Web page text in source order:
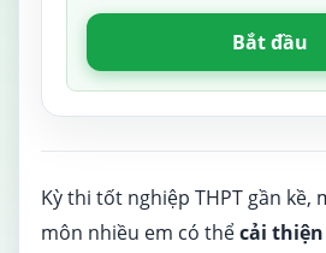
Bắt đầu
Kỳ thi tốt nghiệp THPT gần kề,
môn nhiều em có thểcải